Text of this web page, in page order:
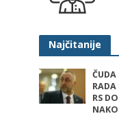
Najčitanije
ČUDA
RS